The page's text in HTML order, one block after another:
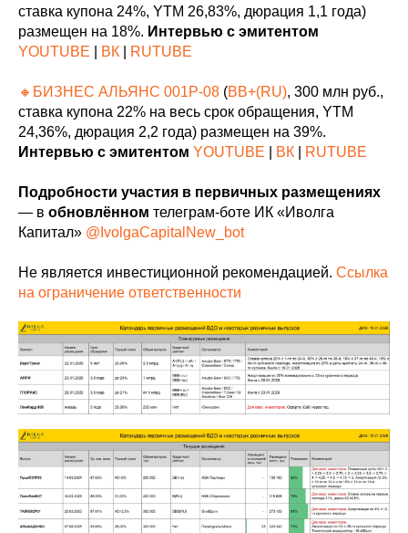
ставка купона 24%, YTM 26,83%, дюрация 1,1 года)
размещен на 18%. Интервью с эмитентом
YOUTUBE
ВК RUTUBE
🔸БИЗНЕС АЛЬЯНС 001P-08 (BB+(RU), 300 млн руб.,
ставка купона 22% на весь срок обращения, YTM
24,36%, дюрация 2,2 года) размещен на 39%.
Интервью с эмитентом YOUTUBE ВК RUTUBE
Подробности участия в первичных размещениях
— в обновлённом телеграм-боте ИК «Иволга
Капитал» @IvolgaCapitalNew_bot
Не является инвестиционной рекомендацией. Ссылка
на ограничение ответственности